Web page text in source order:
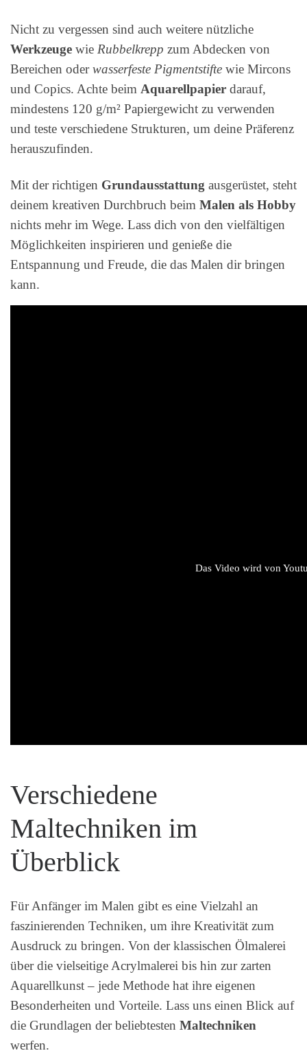
Nicht zu vergessen sind auch weitere nützliche
Werkzeuge wie Rubbelkrepp zum Abdecken von
Bereichen oderwasserfeste Pigmentstifte wie Mircons
und Copics. Achte beim Aquarellpapier darauf,
mindestens 120 g/m² Papiergewicht zu verwenden
und teste verschiedene Strukturen, um deine Präferenz
herauszufinden.
Mit der richtigen Grundausstattung ausgerüstet, steht
deinem kreativen Durchbruch beim Malen als Hobby
nichts mehr im Wege. Lass dich von den vielfältigen
Möglichkeiten inspirieren und genieße die
Entspannung und Freude, die das Malen dir bringen
kann.
Das Video wird von
Verschiedene
Maltechniken im
Überblick
Für Anfänger im Malen gibt es eine Vielzahl an
faszinierenden Techniken, um ihre Kreativität zum
Ausdruck zu bringen. Von der klassischen Ölmalerei
über die vielseitige Acrylmalerei bis hin zur zarten
Aquarellkunst – jede Methode hat ihre eigenen
Besonderheiten und Vorteile. Lass uns einen Blick auf
die Grundlagen der beliebtesten Maltechniken
werfen.